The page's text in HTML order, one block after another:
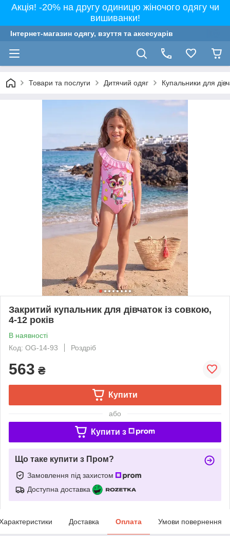
Акція! -20% на другу одиницю жіночого одягу чи
вишиванки!
Інтернет-магазин одягу, взуття та аксесуарів
Товари та послуги Дитячий одяг Купальники для
Закритий купальник для дівчаток із совкою,
4-12 років
В наявності
Код: OG-14-93
Роздріб
563 ₴
Купити
або
Купити з
Що таке купити з Пром?
Замовлення під захистом
Доступна доставка
Доставка Оплата Умови повернення